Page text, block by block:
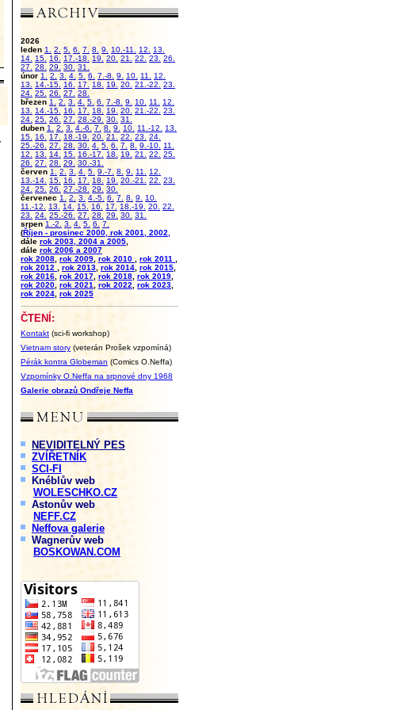
2026
leden 1. 2. 5. 6. 7. 8. 9. 10.-11. 12.
13.
14.
15. 16. 17.-18. 19. 20. 21. 22. 23.
26.
27.
28. 29. 30. 31.
únor 1. 2. 3. 4. 5. 6. 7.-8. 9. 10. 11.
12.
13.
14.-15. 16. 17. 18. 19. 20. 21.-22.
23.
24. 25. 26. 27.
28.
březen 1. 2. 3. 4. 5. 6. 7.-8. 9. 10. 11.
12.
13.
14.-15. 16. 17. 18. 19. 20. 21.-22.
23.
24. 25. 26. 27. 28.-29. 30. 31.
duben 1. 2. 3. 4.-6. 7. 8. 9. 10. 11.-12.
13.
15.
16. 17. 18.-19. 20. 21. 22. 23.
24.
25.-26.
27. 28. 30. 4. 5. 6. 7. 8. 9.-10.
11.
12.
13. 14. 15. 16.-17. 18. 19. 21. 22.
25.
26.
27. 28. 29.
30.-31.
červen 1. 2. 3. 4. 5. 9.-7. 8. 9. 11.
12.
13.-14.
15. 16. 17. 18. 19. 20.-21. 22.
23.
24. 25. 26. 27.-28. 29.
30.
červenec 1. 2. 3. 4.-5. 6. 7. 8. 9.
10.
11.-12.
13. 14. 15. 16. 17. 18.-19. 20. 22.
23.
24. 25.-26. 27. 28. 29. 30. 31.
srpen 1.-2. 3. 4. 5. 6. 7.
(Říjen - prosinec 2000, rok 2001, 2002,
dále rok 2003, 2004 a 2005
dále rok 2006 a 2007
rok 2008 rok 2009 rok 2010 rok 2011
rok 2012
rok 2013 rok 2014 rok 2015
rok 2016 rok 2017 rok 2018 rok 2019
rok 2020 rok 2021 rok 2022 rok 2023
rok 2024 rok 2025
ČTENÍ:
Kontakt (sci-fi workshop)
Vietnam story (veterán Prošek vzpomíná)
Pérák kontra Globeman (Comics O.Neffa)
Vzpomínky O.Neffa na srpnové dny 1968
Galerie obrazů Ondřeje Neffa
NEVIDITELNÝ PES
ZVÍŘETNÍK
SCI-FI
Knéblův web
WOLESCHKO.CZ
Astonův web
NEFF.CZ
Neffova galerie
Wagnerův web
BOSKOWAN.COM